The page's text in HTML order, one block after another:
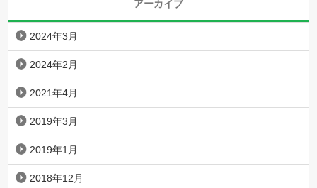
アーカイブ
2024年3月
2024年2月
2021年4月
2019年3月
2019年1月
2018年12月